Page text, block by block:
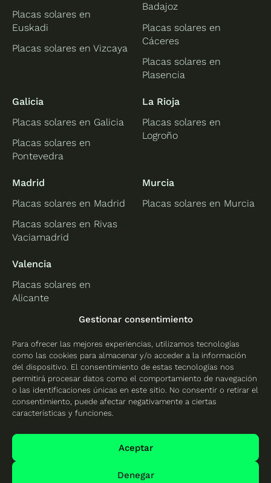
Gestionar consentimiento
Para ofrecer las mejores experiencias, utilizamos tecnologías
como las cookies para almacenar y/o acceder a la información
del dispositivo. El consentimiento de estas tecnologías nos
permitirá procesar datos como el comportamiento de navegación
o las identificaciones únicas en este sitio. No consentir o retirar el
consentimiento, puede afectar negativamente a ciertas
características y funciones.
Aceptar
Denegar
Placas solares en
Euskadi
Placas solares en Vizcaya
Badajoz
Placas solares en
Cáceres
Placas solares en
Plasencia
Galicia
Placas solares en Galicia
Placas solares en
Pontevedra
La Rioja
Placas solares en
Logroño
Madrid
Placas solares en Madrid
Placas solares en Rivas
Vaciamadrid
Murcia
Placas solares en Murcia
Valencia
Placas solares en
Alicante
Placas solares en
Placas solares en
Valencia
Protección de datos
Política de cookies
Mapa del sitio